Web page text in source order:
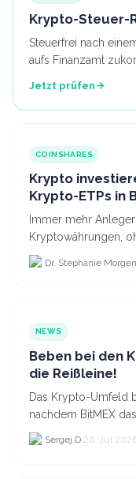
Krypto-Steuer-
Steuerfrei nach
aufs Finanzamt
Jetzt prüfen
COINSHARES
Krypto
Krypto-ETPs in
anlegst
Immer mehr
Kryptowährungen,
Wallet einrichten zu
nicht nur Bitcoin h...
Dr. Stephanie
NEWS
Beben bei den
die Reißleine!
Das Krypto-Umfeld
nachdem BitMEX
September 2026
nächste gr...
Sergej D.26. Jul